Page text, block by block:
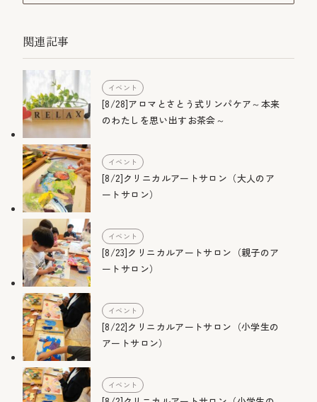
関連記事
イベント
[8/28]アロマとさとう式リンパケア～本来
のわたしを思い出すお茶会～
イベント
[8/2]クリニカルアートサロン（大人のア
ートサロン）
イベント
[8/23]クリニカルアートサロン（親子のア
ートサロン）
イベント
[8/22]クリニカルアートサロン（小学生の
アートサロン）
イベント